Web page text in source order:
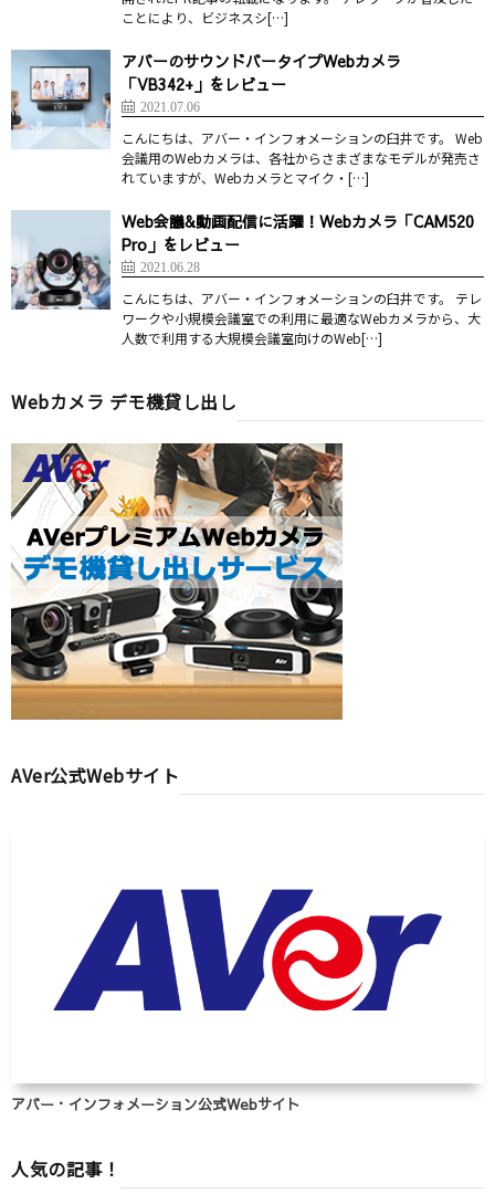
ことにより、ビジネスシ[…]
アバーのサウンドバータイプWebカメラ
「VB342+」をレビュー
2021.07.06
こんにちは、アバー・インフォメーションの臼井です。 Web
会議用のWebカメラは、各社からさまざまなモデルが発売さ
れていますが、Webカメラとマイク・[…]
Web会議&動画配信に活躍！Webカメラ「CAM520
Pro」をレビュー
2021.06.28
こんにちは、アバー・インフォメーションの臼井です。 テレ
ワークや小規模会議室での利用に最適なWebカメラから、大
人数で利用する大規模会議室向けのWeb[…]
Webカメラ デモ機貸し出し
AVer公式Webサイト
アバー・インフォメーション公式Webサイト
人気の記事！